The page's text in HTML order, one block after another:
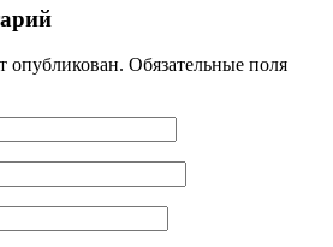
опубликован. Обязательные поля